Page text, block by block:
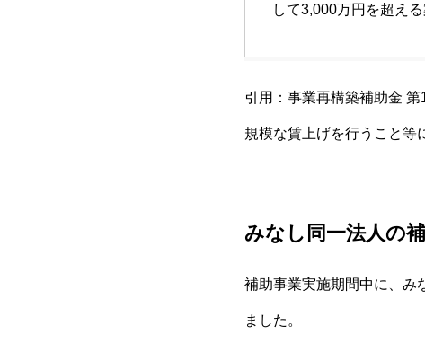
して3,000万円を超え
引用： 事業再構築補助金
規模な賃上げを行うこと等
みなし同一法人の
補助事業実施期間中に、み
ました。